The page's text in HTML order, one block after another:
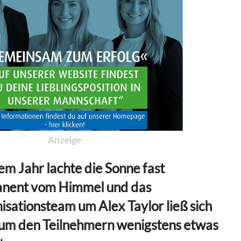
Anzeige
Jahr lachte die Sonne fast
vom Himmel und das
um Alex Taylor ließ sich
den Teilnehmern wenigstens etwas